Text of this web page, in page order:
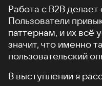
Работа с B2B
Пользователи
паттернам, и их всё
значит, что именно
пользовательский
В выступлении я